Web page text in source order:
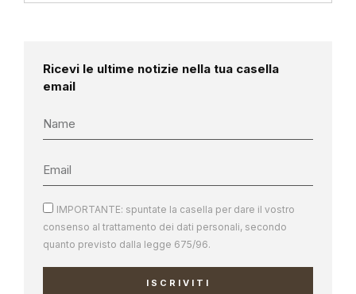
Ricevi le ultime notizie nella tua casella
email
IMPORTANTE: spuntate la casella per dare il vostro
consenso al trattamento dei dati personali, secondo
quanto previsto dalla legge 675/96.
ISCRIVITI